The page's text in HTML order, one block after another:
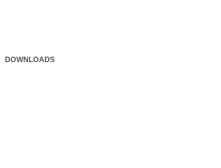
DOWNLOADS